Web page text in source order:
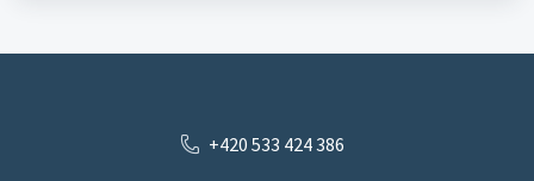
+420 533 424 386